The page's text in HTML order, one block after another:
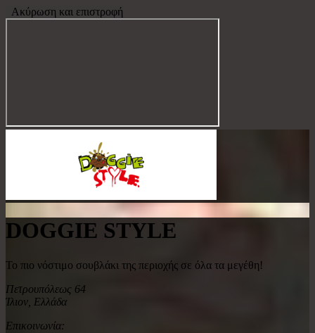
Ακύρωση και επιστροφή
DOGGIE STYLE
Το πιο νόστιμο σουβλάκι της περιοχής σε όλα τα μεγέθη!
Πετρουπόλεως 64
Ίλιον Ελλάδα
Επικοινωνία: